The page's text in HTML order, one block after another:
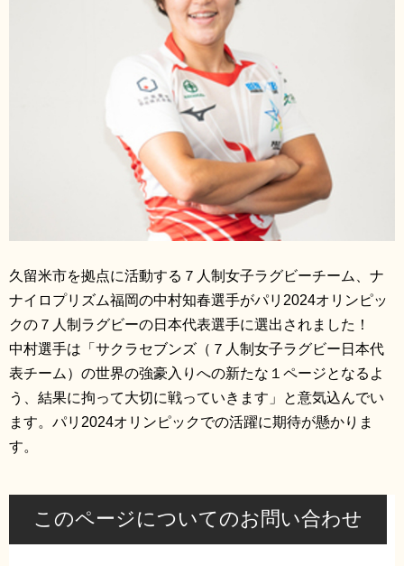
久留米市を拠点に活動する７人制女子ラグビーチーム、ナ
ナイロプリズム福岡の中村知春選手がパリ2024オリンピッ
クの７人制ラグビーの日本代表選手に選出されました！
中村選手は「サクラセブンズ（７人制女子ラグビー日本代
表チーム）の世界の強豪入りへの新たな１ページとなるよ
う、結果に拘って大切に戦っていきます」と意気込んでい
ます。パリ2024オリンピックでの活躍に期待が懸かりま
す。
このページについてのお問い合わせ